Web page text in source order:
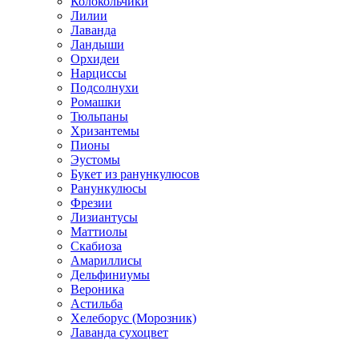
Лилии
Лаванда
Ландыши
Орхидеи
Нарциссы
Подсолнухи
Ромашки
Тюльпаны
Хризантемы
Пионы
Эустомы
Букет из ранункулюсов
Ранункулюсы
Фрезии
Лизиантусы
Маттиолы
Скабиоза
Амариллисы
Дельфиниумы
Вероника
Астильба
Хелеборус (Морозник)
Лаванда сухоцвет